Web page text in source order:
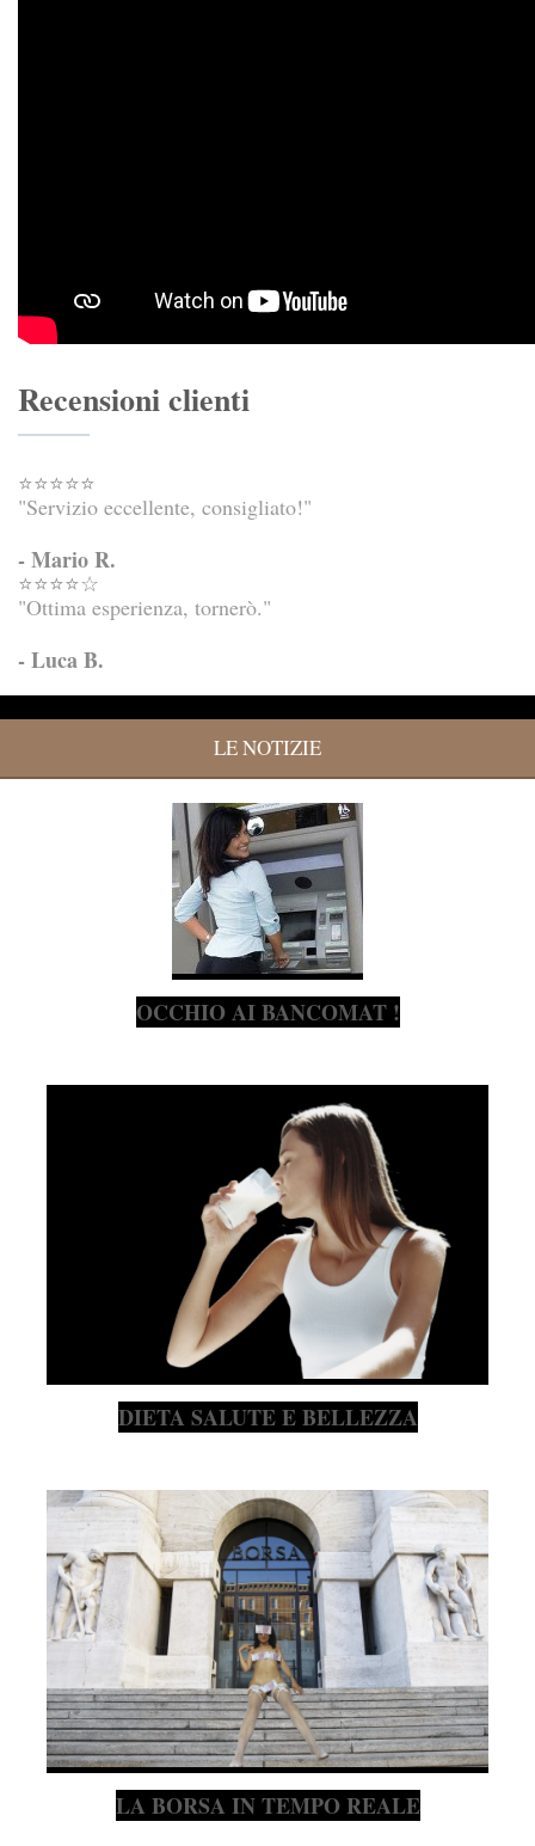
Recensioni clienti
⭐⭐⭐⭐⭐
"Servizio eccellente, consigliato!"
- Mario R.
⭐⭐⭐⭐☆
"Ottima esperienza, tornerò."
- Luca B.
LE NOTIZIE
OCCHIO AI BANCOMAT !
DIETA SALUTE E BELLEZZA
LA BORSA IN TEMPO REALE